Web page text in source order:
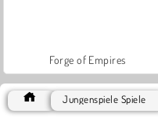
Forge of Empires
Jungenspiele Spiele